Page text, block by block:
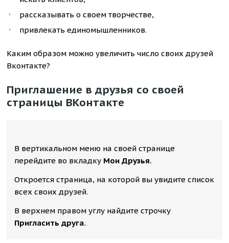
рассказывать о своем творчестве,
привлекать единомышленников.
Каким образом можно увеличить число своих друзей
Вконтакте?
Приглашение в друзья со своей
страницы ВКонтакте
В вертикальном меню на своей странице
перейдите во вкладку Мои Друзья.
Откроется страница, на которой вы увидите список
всех своих друзей.
В верхнем правом углу найдите строчку
Пригласить друга.